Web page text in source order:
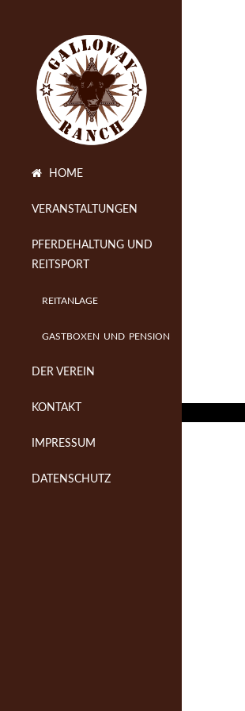
HOME
VERANSTALTUNGEN
PFERDEHALTUNG UND
REITSPORT
REITANLAGE
GASTBOXEN UND PENSION
DER VEREIN
KONTAKT
IMPRESSUM
DATENSCHUTZ